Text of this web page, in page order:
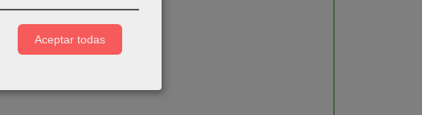
Aceptar todas